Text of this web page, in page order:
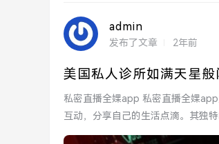
admin
发布了文章 2年前
美国私人诊所如满天星
私密直播全婐app 私密直播全婐app为用户提供了一个安全、私密的直播环境。在这个平台上，用户可以与他人进行深度
互动，分享自己的生活点滴。其独